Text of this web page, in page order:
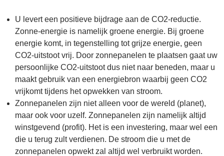
U levert een positieve bijdrage aan de CO2-reductie.
Zonne-energie is namelijk groene energie. Bij groene
energie komt, in tegenstelling tot grijze energie, geen
CO2-uitstoot vrij. Door zonnepanelen te plaatsen gaat uw
persoonlijke CO2-uitstoot dus niet naar beneden, maar u
maakt gebruik van een energiebron waarbij geen CO2
vrijkomt tijdens het opwekken van stroom.
Zonnepanelen zijn niet alleen voor de wereld (planet),
maar ook voor uzelf. Zonnepanelen zijn namelijk altijd
winstgevend (profit). Het is een investering, maar wel een
die u terug zult verdienen. De stroom die u met de
zonnepanelen opwekt zal altijd wel verbruikt worden.